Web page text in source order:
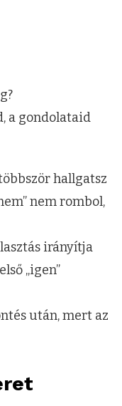
a gondolataid
hallgatsz
nem rombol,
irányítja
„igen”
után, mert az